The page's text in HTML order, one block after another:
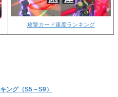
攻撃カード速度ランキング
ング（S5～S9）